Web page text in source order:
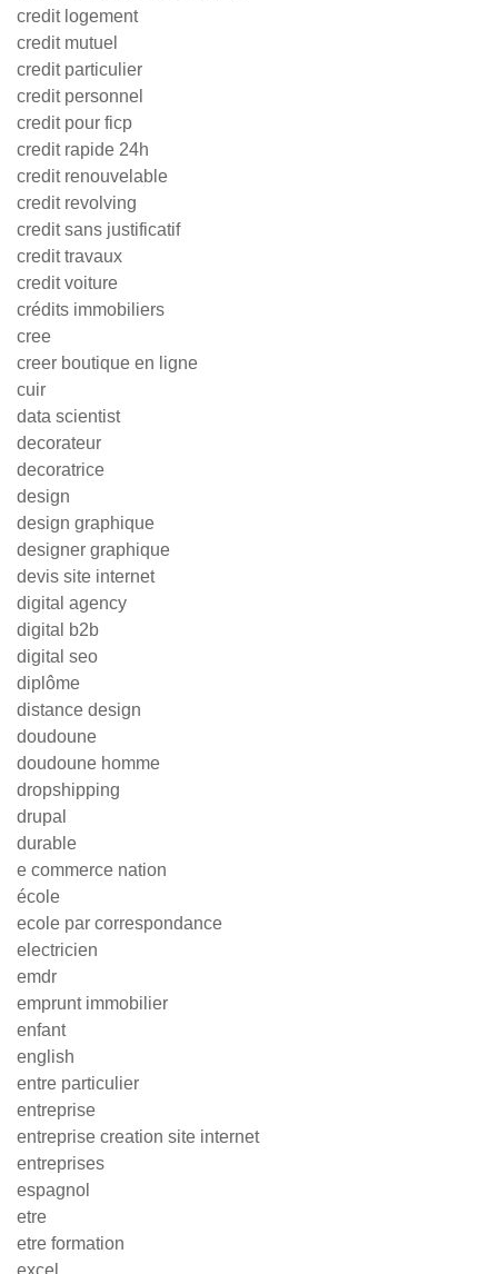
credit logement
credit mutuel
credit particulier
credit personnel
credit pour ficp
credit rapide 24h
credit renouvelable
credit revolving
credit sans justificatif
credit travaux
credit voiture
crédits immobiliers
cree
creer boutique en ligne
cuir
data scientist
decorateur
decoratrice
design
design graphique
designer graphique
devis site internet
digital agency
digital b2b
digital seo
diplôme
distance design
doudoune
doudoune homme
dropshipping
drupal
durable
e commerce nation
école
ecole par correspondance
electricien
emdr
emprunt immobilier
enfant
english
entre particulier
entreprise
entreprise creation site internet
entreprises
espagnol
etre
etre formation
excel